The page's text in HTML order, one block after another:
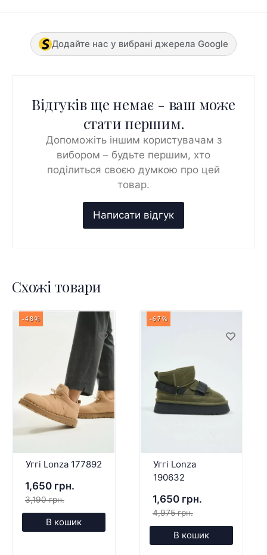
Додайте нас у вибрані джерела Google
Відгуків ще немає - ваш може
стати першим.
Допоможіть іншим користувачам з
вибором – будьте першим, хто
поділиться своєю думкою про цей
товар.
Схожі товари
-48%
Уггі Lonza 177892
1,650 грн.
3,190 грн.
В кошик
-67%
Уггі Lonza
190632
1,650 грн.
4,975 грн.
В кошик